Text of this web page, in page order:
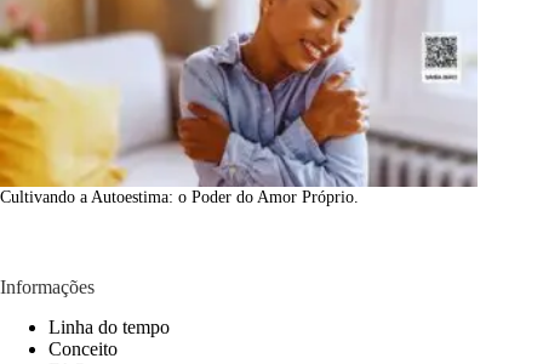
Cultivando a Autoestima: o Poder do Amor Próprio.
Informações
Linha do tempo
Conceito